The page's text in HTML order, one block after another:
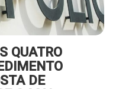
QUATRO
DE